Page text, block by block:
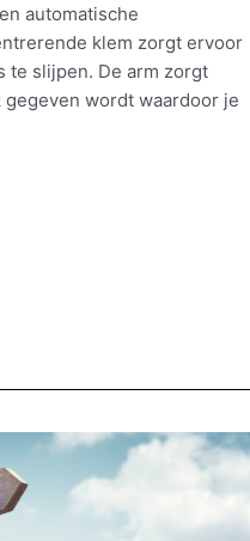
automatische
klem zorgt ervoor
te slijpen. De arm zorgt
wordt waardoor je